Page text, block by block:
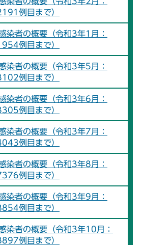
例目まで）
染者の概要（令和3年1月：
例目まで）
染者の概要（令和3年5月：
例目まで）
染者の概要（令和3年6月：
例目まで）
染者の概要（令和3年7月：
例目まで）
染者の概要（令和3年8月：
例目まで）
染者の概要（令和3年9月：
例目まで）
染者の概要（令和3年10月：
例目まで）